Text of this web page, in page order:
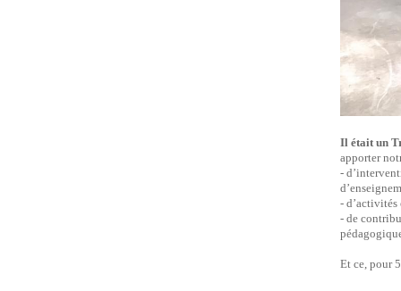
Il était un
apporter
-
- d’activités
- de
Et ce, pour